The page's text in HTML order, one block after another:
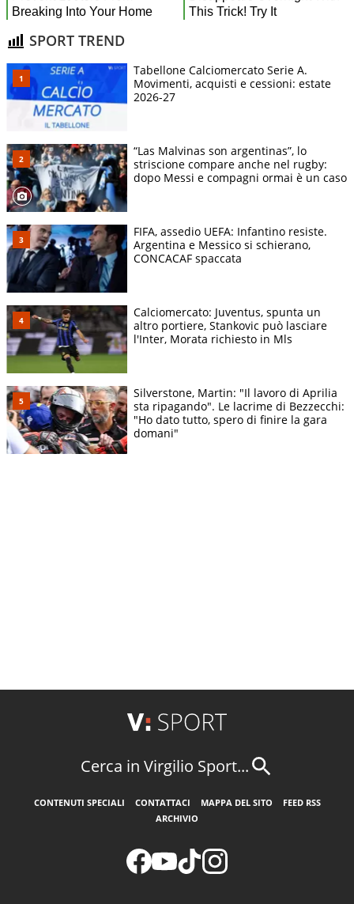
SPORT TREND
Tabellone Calciomercato Serie A.
Movimenti, acquisti e cessioni: estate
2026-27
“Las Malvinas son argentinas”, lo
striscione compare anche nel rugby:
dopo Messi e compagni ormai è un caso
FIFA, assedio UEFA: Infantino resiste.
Argentina e Messico si schierano,
CONCACAF spaccata
Calciomercato: Juventus, spunta un
altro portiere, Stankovic può lasciare
l'Inter, Morata richiesto in Mls
Silverstone, Martin: "Il lavoro di Aprilia
sta ripagando". Le lacrime di Bezzecchi:
"Ho dato tutto, spero di finire la gara
domani"
Cerca in Virgilio Sport...
CONTENUTI SPECIALI CONTATTACI MAPPA DEL SITO
FEED RSS
ARCHIVIO